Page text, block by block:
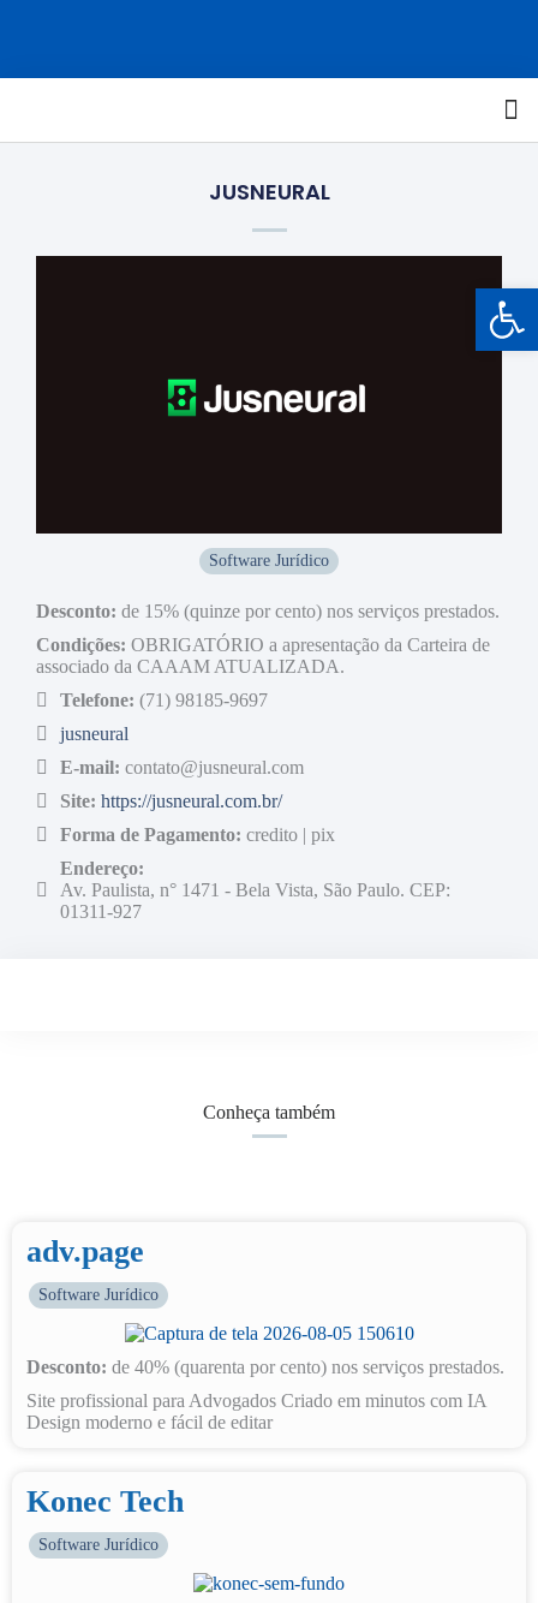
JUSNEURAL
Software Jurídico
Desconto: de 15% (quinze por cento) nos serviços prestados.
Condições: OBRIGATÓRIO a apresentação da Carteira de
associado da CAAAM ATUALIZADA.
Telefone: (71) 98185-9697
jusneural
E-mail: contato@jusneural.com
Site: https://jusneural.com.br/
Forma de Pagamento: credito | pix
Endereço:
Av. Paulista, n° 1471 - Bela Vista, São Paulo. CEP:
01311-927
Conheça também
adv.page
Software Jurídico
Desconto: de 40% (quarenta por cento) nos serviços prestados.
Site profissional para Advogados Criado em minutos com IA
Design moderno e fácil de editar
Konec Tech
Software Jurídico
Barra de Ferramentas Aberta